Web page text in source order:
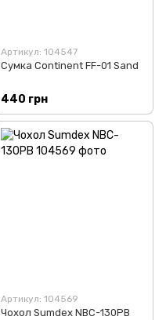
Артикул: 104547
Сумка Continent FF-01 Sand
440 грн
Артикул: 104569
Чохол Sumdex NBC-130PB